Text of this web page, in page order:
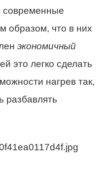
современные
образом, что в них
экономичный
это легко сделать
нагрев так,
разбавлять